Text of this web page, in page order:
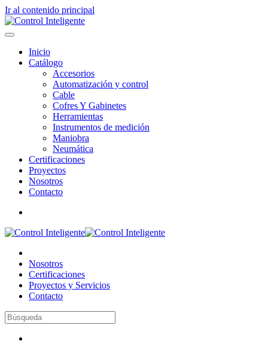
Ir al contenido principal
Inicio
Catálogo
Accesorios
Automatización y control
Cable
Cofres Y Gabinetes
Herramientas
Instrumentos de medición
Maniobra
Neumática
Certificaciones
Proyectos
Nosotros
Contacto
Nosotros
Certificaciones
Proyectos y Servicios
Contacto